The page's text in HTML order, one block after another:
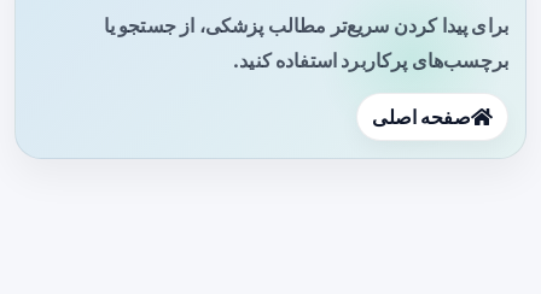
برای پیدا کردن سریع‌تر مطالب پزشکی، از جستجو یا
برچسب‌های پرکاربرد استفاده کنید.
صفحه اصلی